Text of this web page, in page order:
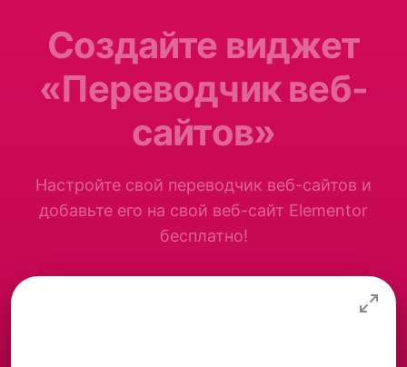
Создайте виджет
«Переводчик веб-
сайтов»
Настройте свой переводчик веб-сайтов и
добавьте его на свой веб-сайт Elementor
бесплатно!